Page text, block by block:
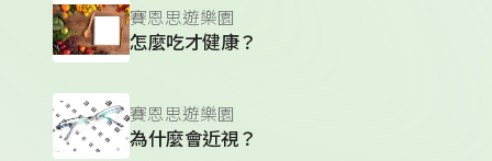
賽恩思遊樂園
怎麼吃才健康？
賽恩思遊樂園
為什麼會近視？